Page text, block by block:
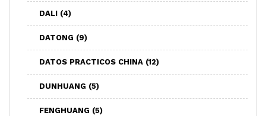
DALI (4)
DATONG (9)
DATOS PRACTICOS CHINA (12)
DUNHUANG (5)
FENGHUANG (5)